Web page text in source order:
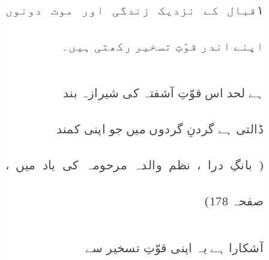
۱قبال کے نزدیک زندگی اور موت دونوں
اپنے اندر قوّتِ تسخیر رکھتی ہیں۔
ہے لحد اس قوّتِ آشفتہ کی شیرازہ بند
ڈالتی ہے گردنِ گردوں میں جو اپنی کمند
( بانگِ درا ، نظم والدہ مرحومہ کی یاد میں ،
صفحہ 178)
آشکارا ہے یہ اپنی قوّتِ تسخیر سے